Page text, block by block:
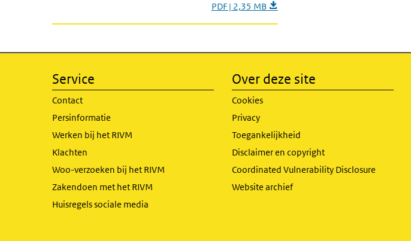
PDF | 2,35 MB
Service
Contact
Persinformatie
Werken bij het RIVM
Klachten
Woo-verzoeken bij het RIVM
Zakendoen met het RIVM
Huisregels sociale media
Over deze site
Cookies
Privacy
Toegankelijkheid
Disclaimer en copyright
Coordinated Vulnerability Disclosure
Website archief